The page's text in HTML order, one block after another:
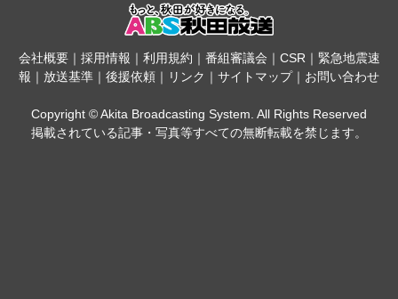
会社概要｜ 採用情報 ｜ 利用規約 ｜ 番組審議会 ｜ CSR｜ 緊急地震速
報 ｜ 放送基準 ｜ 後援依頼 ｜ リンク ｜ サイトマップ｜ お問い合わせ
Copyright © Akita Broadcasting System. All Rights Reserved
掲載されている記事・写真等すべての無断転載を禁じます。